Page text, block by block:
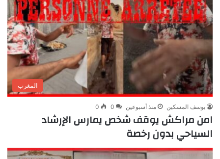
المغرب
يوسف المسكين منذ أسبوعين 0
0
امن مراكش يوقف شخص يمارس الإرشاد
السياحي بدون رخصة